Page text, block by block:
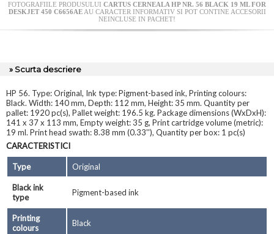
FOTOGRAFIILE PRODUSULUI CARTUS CERNEALA HP NR. 56 BLACK 19 ML FOR
DESKJET 450 C6656AEAU CARACTER INFORMATIV SI POT CONTINE ACCESORII
NEINCLUSE IN PACHET!
» Scurta descriere
HP 56. Type: Original, Ink type: Pigment-based ink, Printing colours:
Black. Width: 140 mm, Depth: 112 mm, Height: 35 mm. Quantity per
pallet: 1920 pc(s), Pallet weight: 196.5 kg. Package dimensions (WxDxH):
141 x 37 x 113 mm, Empty weight: 35 g, Print cartridge volume (metric):
19 ml. Print head swath: 8.38 mm (0.33''), Quantity per box: 1 pc(s)
CARACTERISTICI
Type Original
Black ink
type
Pigment-based ink
Printing
colours
Black